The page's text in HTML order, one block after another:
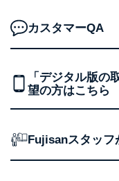
りです。
No
個人情報の種類
カスタマーQA
「デジタル版の
望の方はこちら
Fujisanスタッフ